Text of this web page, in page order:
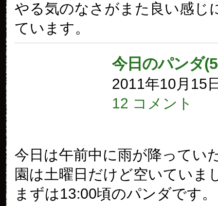
やる気のなさがまた良い感じ
ています。
今日のパンダ
2011年10月15
12 コメント
今日は午前中に雨が降ってい
園は土曜日だけど空いていま
まずは13:00頃のパンダです。